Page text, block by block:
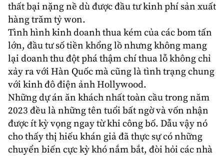
thất bại nặng nề dù được đầu tư kinh phí sản xuất
hàng trăm tỷ won.
Tình hình kinh doanh thua kém của các bom tấn
lớn, đầu tư số tiền khổng lồ nhưng không mang
lại doanh thu đột phá thậm chí thua lỗ không chỉ
xảy ra với Hàn Quốc mà cũng là tình trạng chung
với kinh đô điện ảnh Hollywood.
Những dự án ăn khách nhất toàn cầu trong năm
2023 đều là những tên tuổi bất ngờ và vốn nhận
được ít kỳ vọng ngay từ khi công bố. Dẫu vậy nó
cho thấy thị hiếu khán giả đã thực sự có những
chuyển biến cực kỳ khó nắm bắt, đòi hỏi các nhà